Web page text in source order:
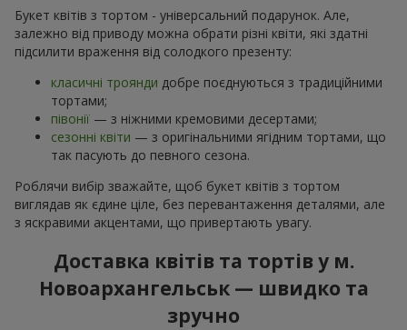
Букет квітів з тортом - універсальний подарунок. Але,
залежно від приводу можна обрати різні квіти, які здатні
підсилити враження від солодкого презенту:
класичні троянди добре поєднуються з традиційними
тортами;
півонії — з ніжними кремовими десертами;
сезонні квіти — з оригінальними ягідним тортами, що
так пасують до певного сезона.
Роблячи вибір зважайте, щоб букет квітів з тортом
виглядав як єдине ціле, без перевантаження деталями, але
з яскравими акцентами, що привертають увагу.
Доставка квітів та тортів у м.
Новоархангельськ — швидко та
зручно